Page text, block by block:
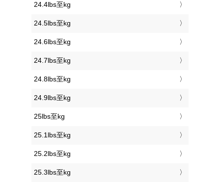
24.4lbs至kg
24.5lbs至kg
24.6lbs至kg
24.7lbs至kg
24.8lbs至kg
24.9lbs至kg
25lbs至kg
25.1lbs至kg
25.2lbs至kg
25.3lbs至kg